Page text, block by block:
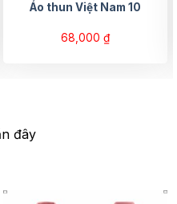
Áo thun Việt Nam 10
68,000 ₫
đây